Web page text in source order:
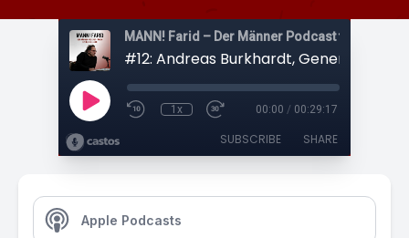
1x 00:00 / 00:29:17
SUBSCRIBE SHARE
Apple Podcasts